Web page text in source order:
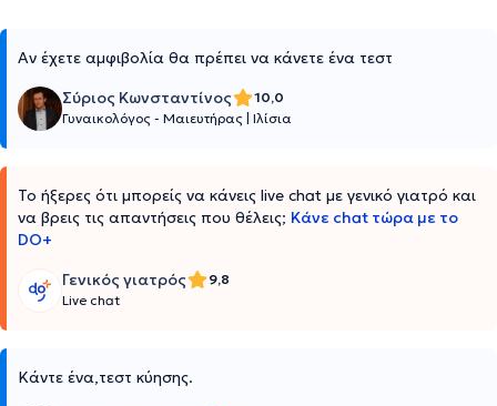
Αν έχετε αμφιβολία θα πρέπει να κάνετε ένα τεστ
Σύριος Κωνσταντίνος
10,0
Γυναικολόγος - Μαιευτήρας Ιλίσια
Το ήξερες ότι μπορείς να κάνεις live chat με γενικό γιατρό και
να βρεις τις απαντήσεις που θέλεις; Κάνε chat τώρα με το
DO+
Γενικός γιατρός
9,8
Live chat
Κάντε ένα,τεστ κύησης.